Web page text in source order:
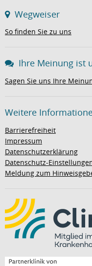
Wegweiser
So finden Sie zu uns
Ihre Meinung ist
Sagen Sie uns Ihre
Weitere
Barrierefreiheit
Impressum
Datenschutzerklärung
Datenschutz-
Meldung zum